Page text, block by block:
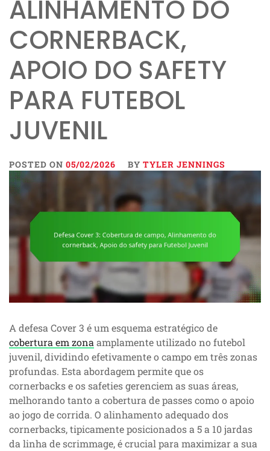
ALINHAMENTO DO
CORNERBACK,
APOIO DO SAFETY
PARA FUTEBOL
JUVENIL
POSTED ON 05/02/2026 BY TYLER JENNINGS
A defesa Cover 3 é um esquema estratégico de
cobertura em zonaamplamente utilizado no futebol
juvenil, dividindo efetivamente o campo em três zonas
profundas. Esta abordagem permite que os
cornerbacks e os safeties gerenciem as suas áreas,
melhorando tanto a cobertura de passes como o apoio
ao jogo de corrida. O alinhamento adequado dos
cornerbacks, tipicamente posicionados a 5 a 10 jardas
da linha de scrimmage, é crucial para maximizar a sua